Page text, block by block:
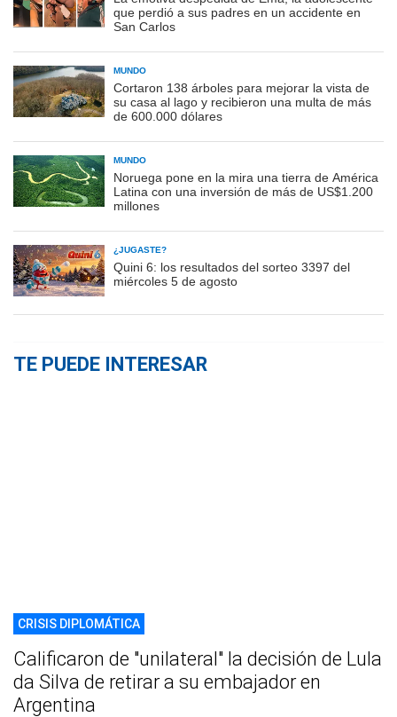
que perdió a sus padres en un accidente en
San Carlos
MUNDO
Cortaron 138 árboles para mejorar la vista de
su casa al lago y recibieron una multa de más
de 600.000 dólares
MUNDO
Noruega pone en la mira una tierra de América
Latina con una inversión de más de US$1.200
millones
¿JUGASTE?
Quini 6: los resultados del sorteo 3397 del
miércoles 5 de agosto
TE PUEDE INTERESAR
CRISIS DIPLOMÁTICA
Calificaron de "unilateral" la decisión de Lula
da Silva de retirar a su embajador en
Argentina